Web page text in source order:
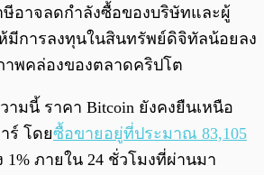
อาจลดกำลังซื้อของบริษัทและผู้
มีการลงทุนในสินทรัพย์ดิจิทัลน้อยลง
พคล่องของตลาดคริปโต
มนี้ ราคา Bitcoin ยังคงยืนเหนือ
ร์ โดยซื้อขายอยู่ที่ประมาณ 83,105
1% ภายใน 24 ชั่วโมงที่ผ่านมา